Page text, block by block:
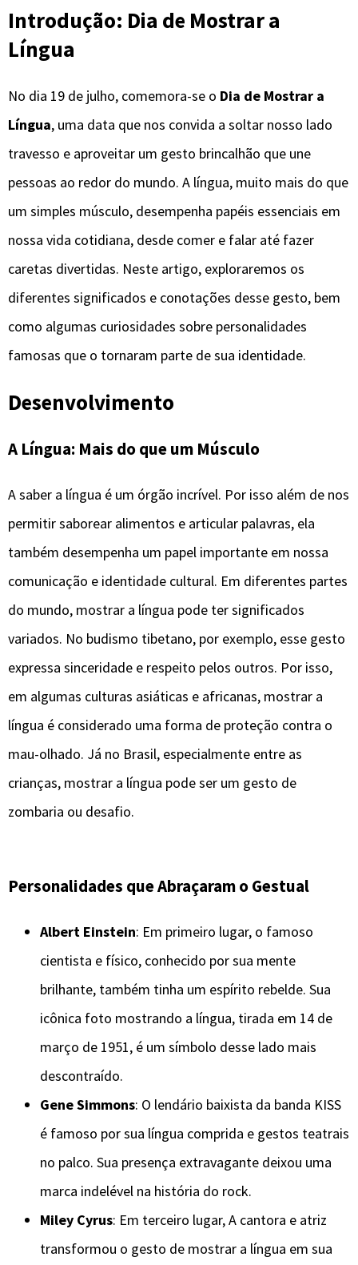
Introdução: Dia de Mostrar a
Língua
No dia 19 de julho, comemora-se o Dia de Mostrar a
Língua, uma data que nos convida a soltar nosso lado
travesso e aproveitar um gesto brincalhão que une
pessoas ao redor do mundo. A língua, muito mais do que
um simples músculo, desempenha papéis essenciais em
nossa vida cotidiana, desde comer e falar até fazer
caretas divertidas. Neste artigo, exploraremos os
diferentes significados e conotações desse gesto, bem
como algumas curiosidades sobre personalidades
famosas que o tornaram parte de sua identidade.
Desenvolvimento
A Língua: Mais do que um Músculo
A saber a língua é um órgão incrível. Por isso além de nos
permitir saborear alimentos e articular palavras, ela
também desempenha um papel importante em nossa
comunicação e identidade cultural. Em diferentes partes
do mundo, mostrar a língua pode ter significados
variados. No budismo tibetano, por exemplo, esse gesto
expressa sinceridade e respeito pelos outros. Por isso,
em algumas culturas asiáticas e africanas, mostrar a
língua é considerado uma forma de proteção contra o
mau-olhado. Já no Brasil, especialmente entre as
crianças, mostrar a língua pode ser um gesto de
zombaria ou desafio.
Personalidades que Abraçaram o Gestual
Albert Einstein: Em primeiro lugar, o famoso
cientista e físico, conhecido por sua mente
brilhante, também tinha um espírito rebelde. Sua
icônica foto mostrando a língua, tirada em 14 de
março de 1951, é um símbolo desse lado mais
descontraído.
Gene Simmons: O lendário baixista da banda KISS
é famoso por sua língua comprida e gestos teatrais
no palco. Sua presença extravagante deixou uma
marca indelével na história do rock.
Miley Cyrus: Em terceiro lugar, A cantora e atriz
transformou o gesto de mostrar a língua em sua